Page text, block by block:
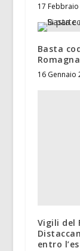
17
Basta
16 Gennaio
Vigili del
entro